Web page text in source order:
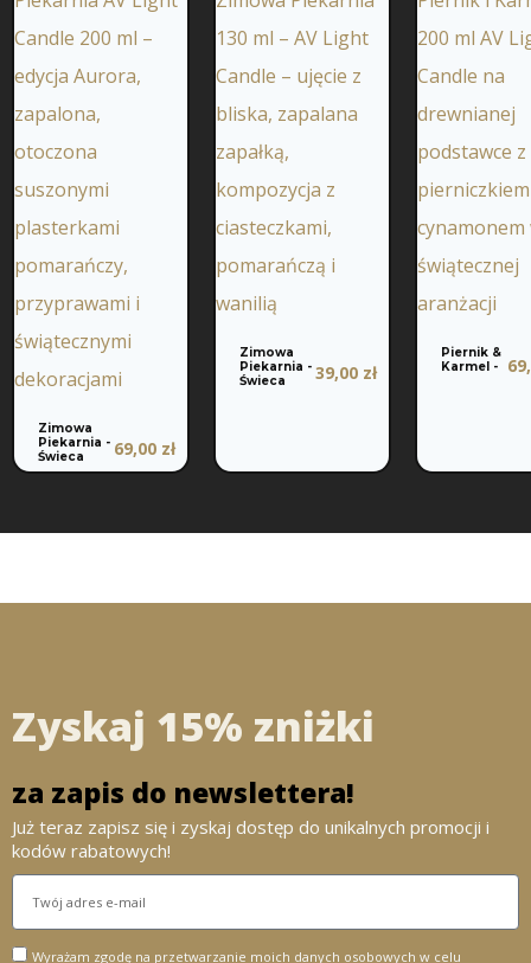
Zimowa
Piekarnia -
Świeca
69,00 zł
Zimowa
Piekarnia -
Świeca
39,00 zł
Piernik &
Karmel -
Zyskaj 15% zniżki
za zapis do newslettera!
Już teraz zapisz się i zyskaj dostęp do unikalnych promocji i
kodów rabatowych!
Wyrażam zgodę na przetwarzanie moich danych osobowych w celu